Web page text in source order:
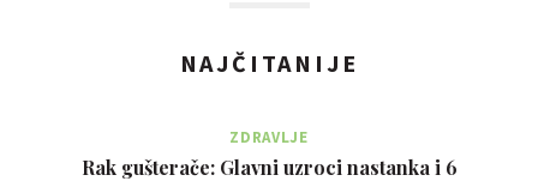
NAJČITANIJE
ZDRAVLJE
Rak gušterače: Glavni uzroci nastanka i 6